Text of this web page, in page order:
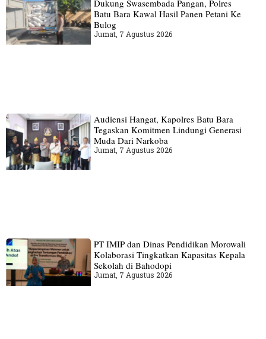
Dukung Swasembada Pangan, Polres
Batu Bara Kawal Hasil Panen Petani Ke
Bulog
Jumat, 7 Agustus 2026
Audiensi Hangat, Kapolres Batu Bara
Tegaskan Komitmen Lindungi Generasi
Muda Dari Narkoba
Jumat, 7 Agustus 2026
PT IMIP dan Dinas Pendidikan Morowali
Kolaborasi Tingkatkan Kapasitas Kepala
Sekolah di Bahodopi
Jumat, 7 Agustus 2026